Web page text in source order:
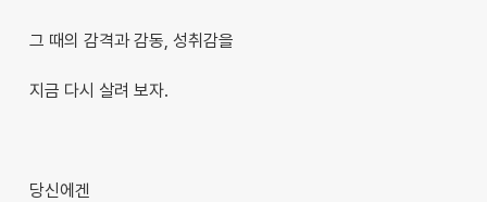
그 때의 감격과 감동, 성취감을
지금 다시 살려 보자.
당신에겐